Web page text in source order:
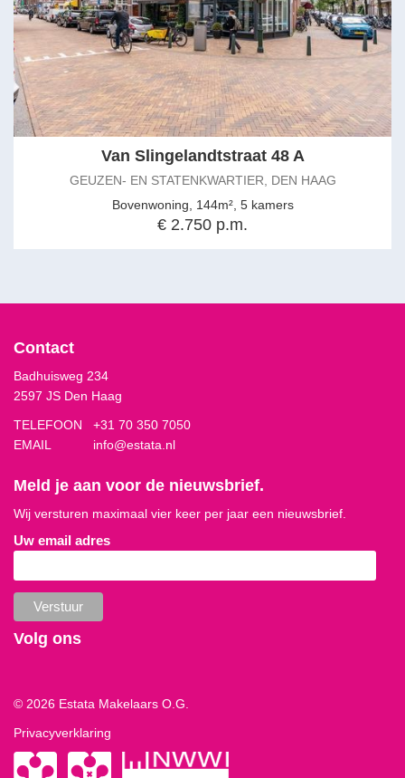
Van Slingelandtstraat 48 A
GEUZEN- EN STATENKWARTIER, DEN HAAG
Bovenwoning, 144m², 5 kamers
€ 2.750 p.m.
Contact
Badhuisweg 234
2597 JS Den Haag
TELEFOON +31 70 350 7050
EMAIL
info@estata.nl
Meld je aan voor de nieuwsbrief.
Wij versturen maximaal vier keer per jaar een nieuwsbrief.
Uw email adres
Volg ons
© 2026 Estata Makelaars O.G.
Privacyverklaring